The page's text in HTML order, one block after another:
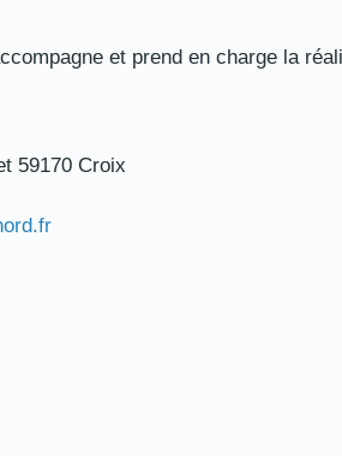
et prend en charge la
59170 Croix